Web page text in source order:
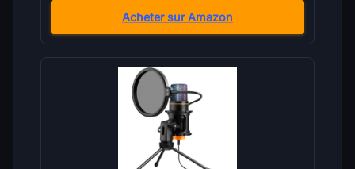
Acheter sur Amazon